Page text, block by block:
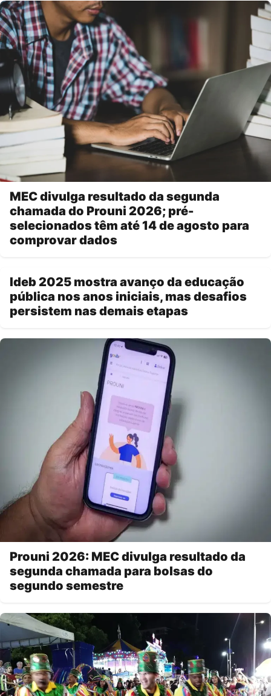
MEC divulga resultado da segunda
chamada do Prouni 2026; pré-
selecionados têm até 14 de agosto para
comprovar dados
Ideb 2025 mostra avanço da educação
pública nos anos iniciais, mas desafios
persistem nas demais etapas
Prouni 2026: MEC divulga resultado da
segunda chamada para bolsas do
segundo semestre